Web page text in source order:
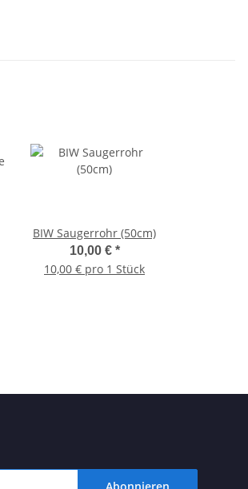
BIW Saugerrohr (50cm)
10,00 € *
10,00 € pro 1 Stück